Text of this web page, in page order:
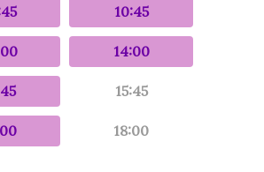
10:45
14:00
15:45
18:00